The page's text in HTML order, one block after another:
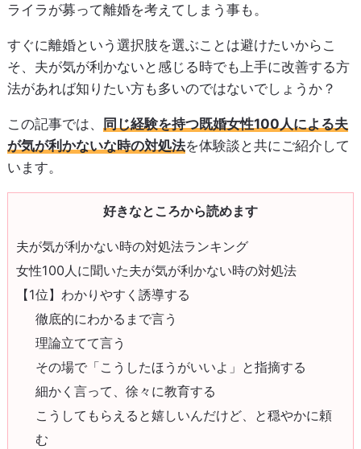
ライラが募って離婚を考えてしまう事も。
すぐに離婚という選択肢を選ぶことは避けたいからこ
そ、夫が気が利かないと感じる時でも上手に改善する方
法があれば知りたい方も多いのではないでしょうか？
この記事では、
同じ経験を持つ既婚女性100人による夫
が気が利かないな時の対処法を体験談と共にご紹介して
います。
好きなところから読めます
夫が気が利かない時の対処法ランキング
女性100人に聞いた夫が気が利かない時の対処法
【1位】わかりやすく誘導する
徹底的にわかるまで言う
理論立てて言う
その場で「こうしたほうがいいよ」と指摘する
細かく言って、徐々に教育する
こうしてもらえると嬉しいんだけど、と穏やかに頼
む